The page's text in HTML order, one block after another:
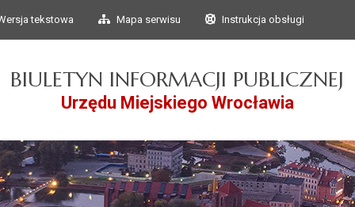
Przejdź do głównego
Przejdź do treści
tekstowa Mapa serwisu Instrukcja obsługi
BIULETYN INFORMACJI PUBLICZNEJ
Urzędu Miejskiego Wrocławia